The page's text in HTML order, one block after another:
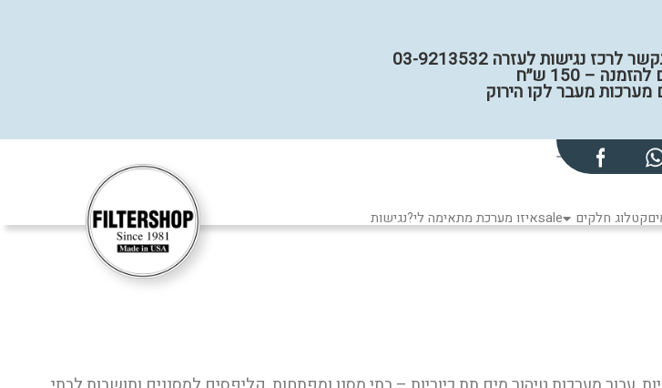
נגישות לעזרה 03-9213532
– 150 ש״ח
מערכות מעבר לקו הירוק
קטלוג חלקים saleאיזו מערכת מתאימה לי?נגישות